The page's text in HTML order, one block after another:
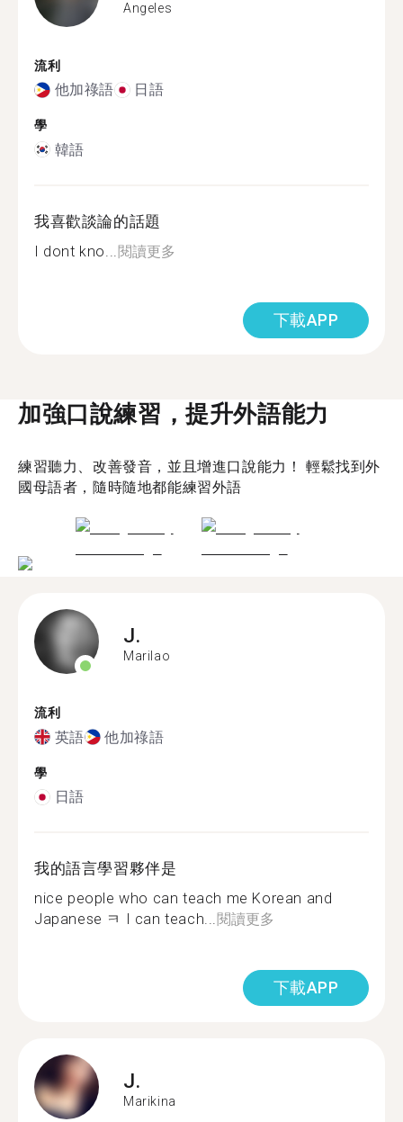
Angeles
流利
他加祿語 日語
學
韓語
我喜歡談論的話題
I dont kno... 閱讀更多
下載APP
加強口說練習，提升外語能力
練習聽力、改善發音，並且增進口說能力！ 輕鬆找到外
國母語者，隨時隨地都能練習外語
J.
Marilao
流利
英語 他加祿語
學
日語
我的語言學習夥伴是
nice people who can teach me Korean and
Japanese ㅋ I can teach...閱讀更多
下載APP
J.
Marikina